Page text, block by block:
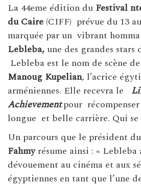
La 44eme édition du Festival
du Caire (CIFF) prévue du 13
marquée par un vibrant
Lebleba, une des grandes
Lebleba est le nom de scène de
Manoug Kupelian, l’acrice
arméniennes. Elle recevra le
Achievementpour récompenser
longue et belle carrière. Qui se
Un parcours que le président
Fahmyrésume ainsi : « Lebleba
dévouement au cinéma et aux
égyptiennes en tant que l’une